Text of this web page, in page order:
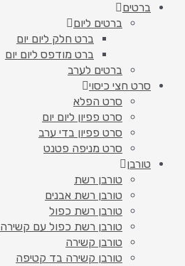
ברטים
ברטים ליום
ברט חלק ליום יום
ברט מודפס ליום יום
ברטים לערב
סרט חצי כיסוי
סרט הפלא
סרט פפיון ליום יום
סרט פפיון בדי ערב
סרט מניפה פטנט
טורבן
טורבן רשת
טורבן רשת אבנים
טורבן רשת כפול
טורבן רשת כפול עם קשירה
טורבן קשירה
טורבן קשירה בד קטיפה